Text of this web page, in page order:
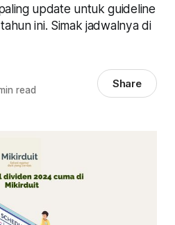
update untuk guideline
ini. Simak jadwalnya di
read Share